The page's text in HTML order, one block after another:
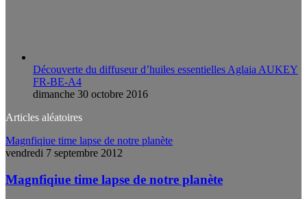
Découverte du diffuseur d’huiles essentielles Aglaia AUKEY
FR-BE-A4
dimanche 30 octobre 2016
Articles aléatoires
Magnfiqiue time lapse de notre planète
vendredi 7 septembre 2012
Magnfiqiue time lapse de notre planète